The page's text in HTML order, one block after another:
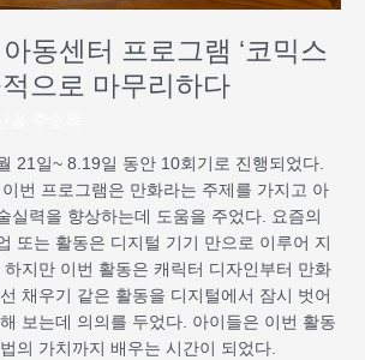
동센터 프로그램 ‘코믹스
으로 마무리하다
21일~ 8.19일 동안 10회기로 진행되었다.
번 프로그램은 만화라는 주제를 가지고 아
실력을 향상하는데 도움을 주었다. 요즘의
또는 활동은 디지털 기기 만으로 이루어 지
지만 이번 활동은 캐릭터 디자인부터 만화
채우기 같은 활동을 디지털에서 잠시 벗어
보는데 의의를 두었다. 아이들은 이번 활동
의 가치까지 배우는 시간이 되었다.